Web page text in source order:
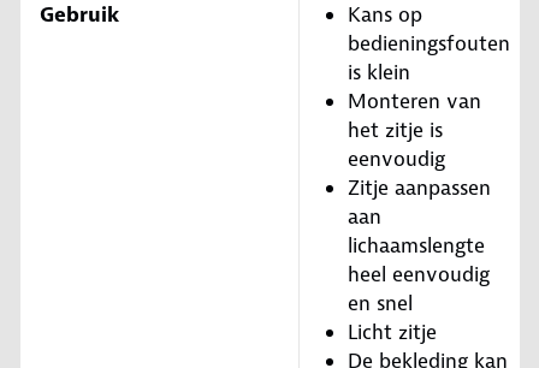
Gebruik
Kans op
bedieningsfouten
is klein
Monteren van
het zitje is
eenvoudig
Zitje aanpassen
aan
lichaamslengte
heel eenvoudig
en snel
Licht zitje
De bekleding kan